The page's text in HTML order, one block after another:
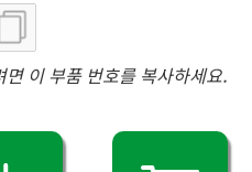
이 부품 번호를 복사하세요.